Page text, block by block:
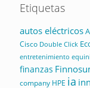
Etiquetas
autos eléctricos
Cisco Double Click
entretenimiento
finanzas
company HPE ia